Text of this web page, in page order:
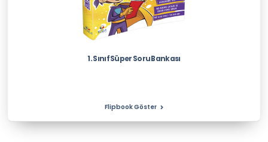
1. Sınıf Süper Soru Bankası
Flipbook Göster